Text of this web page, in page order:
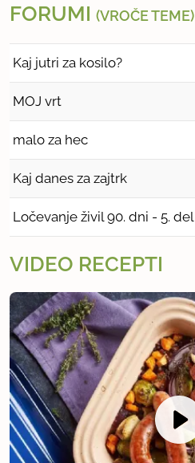
FORUMI (VROČE TEME)
Kaj jutri za kosilo?
MOJ vrt
malo za hec
Kaj danes za zajtrk
Ločevanje živil 90. dni - 5. del
VIDEO RECEPTI